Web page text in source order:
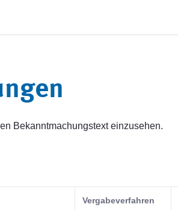
Bekanntmachungstext einzusehen.
Vergabeverfahren